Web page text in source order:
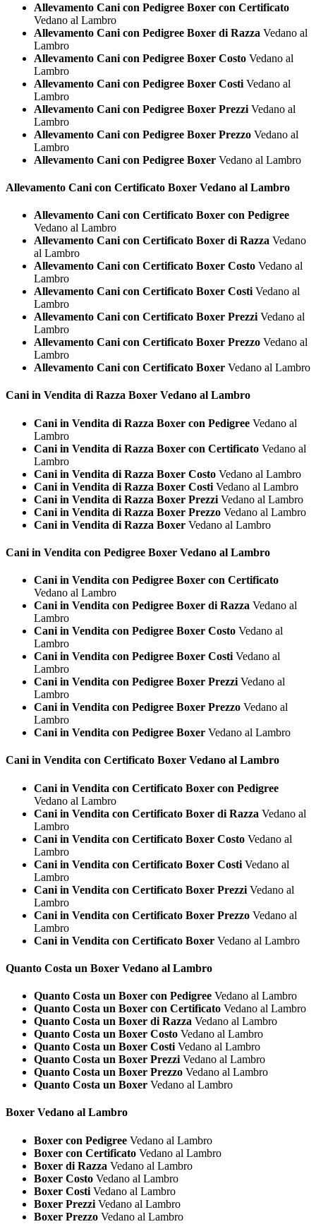
Allevamento Cani con Pedigree Boxer con Certificato
Vedano al Lambro
Allevamento Cani con Pedigree Boxer di Razza Vedano al
Lambro
Allevamento Cani con Pedigree Boxer Costo Vedano al
Lambro
Allevamento Cani con Pedigree Boxer Costi Vedano al
Lambro
Allevamento Cani con Pedigree Boxer Prezzi Vedano al
Lambro
Allevamento Cani con Pedigree Boxer Prezzo Vedano al
Lambro
Allevamento Cani con Pedigree Boxer Vedano al Lambro
Allevamento Cani con Certificato Boxer Vedano al Lambro
Allevamento Cani con Certificato Boxer con Pedigree
Vedano al Lambro
Allevamento Cani con Certificato Boxer di Razza Vedano
al Lambro
Allevamento Cani con Certificato Boxer Costo Vedano al
Lambro
Allevamento Cani con Certificato Boxer Costi Vedano al
Lambro
Allevamento Cani con Certificato Boxer Prezzi Vedano al
Lambro
Allevamento Cani con Certificato Boxer Prezzo Vedano al
Lambro
Allevamento Cani con Certificato Boxer Vedano al Lambro
Cani in Vendita di Razza Boxer Vedano al Lambro
Cani in Vendita di Razza Boxer con Pedigree Vedano al
Lambro
Cani in Vendita di Razza Boxer con Certificato Vedano al
Lambro
Cani in Vendita di Razza Boxer Costo Vedano al Lambro
Cani in Vendita di Razza Boxer Costi Vedano al Lambro
Cani in Vendita di Razza Boxer Prezzi Vedano al Lambro
Cani in Vendita di Razza Boxer Prezzo Vedano al Lambro
Cani in Vendita di Razza Boxer Vedano al Lambro
Cani in Vendita con Pedigree Boxer Vedano al Lambro
Cani in Vendita con Pedigree Boxer con Certificato
Vedano al Lambro
Cani in Vendita con Pedigree Boxer di Razza Vedano al
Lambro
Cani in Vendita con Pedigree Boxer Costo Vedano al
Lambro
Cani in Vendita con Pedigree Boxer Costi Vedano al
Lambro
Cani in Vendita con Pedigree Boxer Prezzi Vedano al
Lambro
Cani in Vendita con Pedigree Boxer Prezzo Vedano al
Lambro
Cani in Vendita con Pedigree Boxer Vedano al Lambro
Cani in Vendita con Certificato Boxer Vedano al Lambro
Cani in Vendita con Certificato Boxer con Pedigree
Vedano al Lambro
Cani in Vendita con Certificato Boxer di Razza Vedano al
Lambro
Cani in Vendita con Certificato Boxer Costo Vedano al
Lambro
Cani in Vendita con Certificato Boxer Costi Vedano al
Lambro
Cani in Vendita con Certificato Boxer Prezzi Vedano al
Lambro
Cani in Vendita con Certificato Boxer Prezzo Vedano al
Lambro
Cani in Vendita con Certificato Boxer Vedano al Lambro
Quanto Costa un Boxer Vedano al Lambro
Quanto Costa un Boxer con Pedigree Vedano al Lambro
Quanto Costa un Boxer con Certificato Vedano al Lambro
Quanto Costa un Boxer di Razza Vedano al Lambro
Quanto Costa un Boxer Costo Vedano al Lambro
Quanto Costa un Boxer Costi Vedano al Lambro
Quanto Costa un Boxer Prezzi Vedano al Lambro
Quanto Costa un Boxer Prezzo Vedano al Lambro
Quanto Costa un Boxer Vedano al Lambro
Boxer Vedano al Lambro
Boxer con Pedigree Vedano al Lambro
Boxer con Certificato Vedano al Lambro
Boxer di Razza Vedano al Lambro
Boxer Costo Vedano al Lambro
Boxer Costi Vedano al Lambro
Boxer Prezzi Vedano al Lambro
Boxer Prezzo Vedano al Lambro